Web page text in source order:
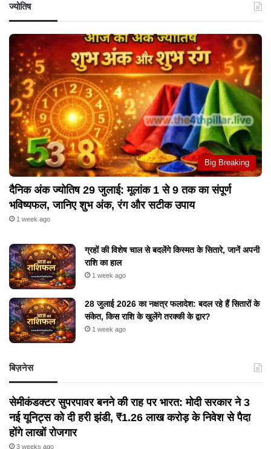
ज्योतिष
Big Breaking
दैनिक अंक ज्योतिष 29 जुलाई: मूलांक 1 से 9 तक का संपूर्ण
भविष्यफल, जानिए शुभ अंक, रंग और सटीक उपाय
1 week ago
ग्रहों की विशेष चाल से बदलेंगे किस्मत के सितारे, जानें अपनी
राशि का हाल
1 week ago
28 जुलाई 2026 का नक्षत्र फलादेश: बदल रहे हैं सितारों के
संकेत, किस राशि के खुलेंगे तरक्की के द्वार?
1 week ago
बिज़नेस
सेमीकंडक्टर सुपरपावर बनने की राह पर भारत: मोदी सरकार ने 3
नई यूनिट्स को दी हरी झंडी, ₹1.26 लाख करोड़ के निवेश से पैदा
होंगे लाखों रोजगार
3 weeks ago